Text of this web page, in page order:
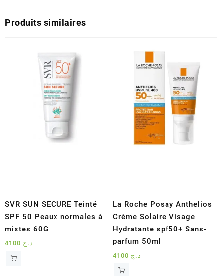
Produits similaires
SVR SUN SECURE Teinté
SPF 50 Peaux normales à
mixtes 60G
د.ج
La Roche Posay Anthelios
Crème Solaire Visage
Hydratante spf50+ Sans-
parfum 50ml
د.ج